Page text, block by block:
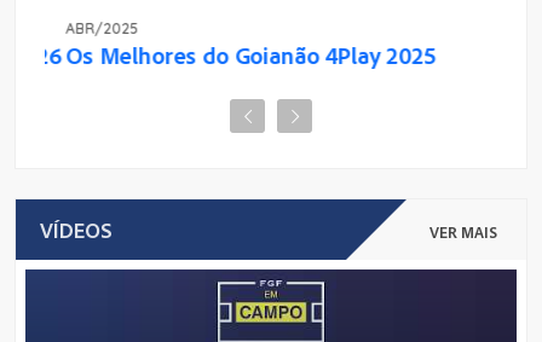
ABR/2025
Os Melhores do Goianão 4Play 2025
VÍDEOS VER MAIS